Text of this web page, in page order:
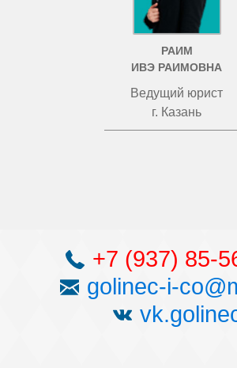
РАИМ
ИВЭ РАИМОВНА
Ведущий юрист
г. Казань
+7 (937) 85-
golinec-i-